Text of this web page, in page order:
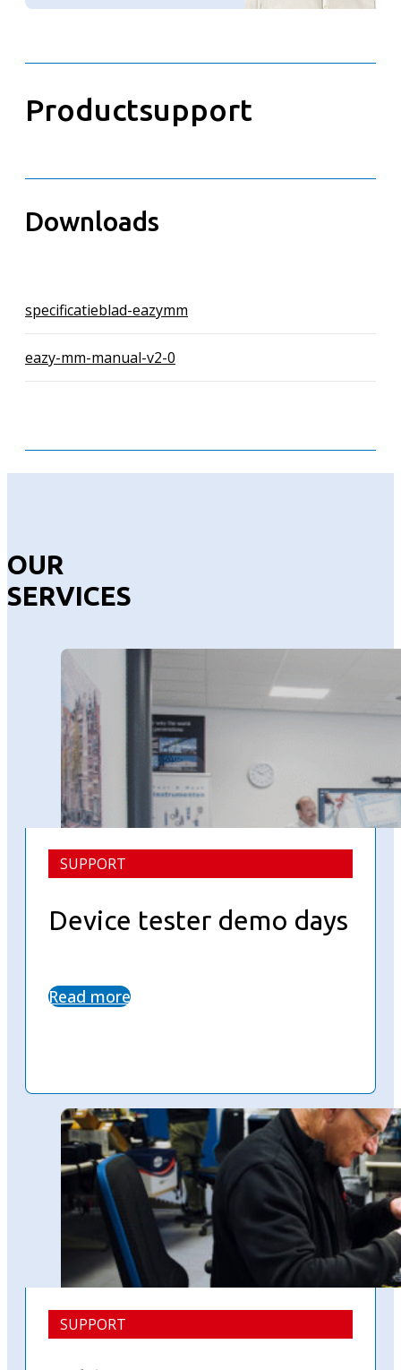
Productsupport
Downloads
specificatieblad-eazymm
eazy-mm-manual-v2-0
OUR
SERVICES
SUPPORT
Device tester demo days
Read more
SUPPORT